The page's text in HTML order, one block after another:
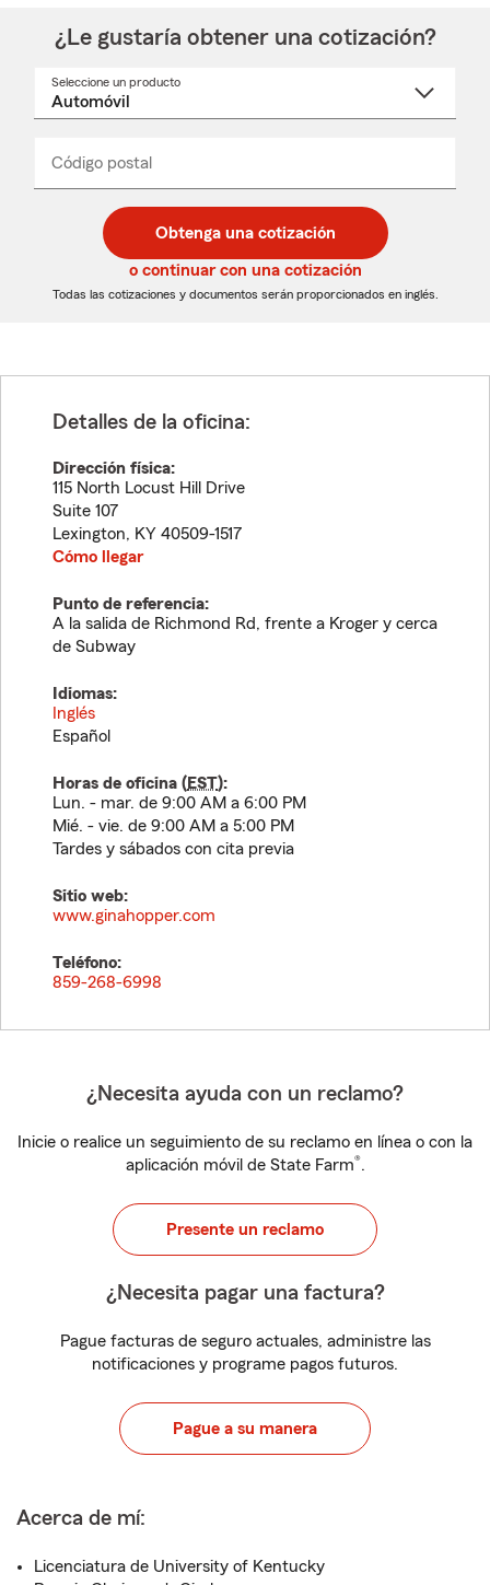
¿Le gustaría obtener una cotización?
Seleccione un producto
desplegable
Código postal
de
5
dígitos
de
5
dígitos
_____
Obtenga una cotización
o continuar con una cotización
Todas las cotizaciones y documentos serán proporcionados en inglés.
Detalles de la oficina:
Dirección física:
115 North Locust Hill Drive
Suite 107
Lexington, KY 40509-1517
Cómo llegar
Punto de referencia:
A la salida de Richmond Rd, frente a Kroger y cerca
de Subway
Idiomas:
Inglés
Español
Horas de oficina (EST):
Lun. - mar. de 9:00 AM a 6:00 PM
Mié. - vie. de 9:00 AM a 5:00 PM
Tardes y sábados con cita previa
Sitio web:
www.ginahopper.com
Teléfono:
859-268-6998
¿Necesita ayuda con un reclamo?
Inicie o realice un seguimiento de su reclamo en línea o con la
aplicación móvil de State Farm®.
Presente un reclamo
¿Necesita pagar una factura?
Pague facturas de seguro actuales, administre las
notificaciones y programe pagos futuros.
Pague a su manera
Acerca de mí:
Licenciatura de University of Kentucky